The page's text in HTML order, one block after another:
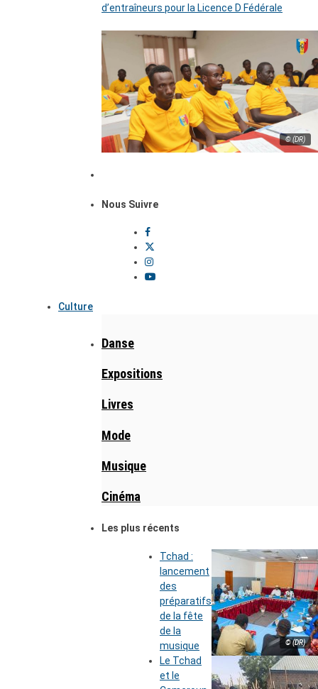
d’entraîneurs pour la Licence D Fédérale
© (DR)
Nous Suivre
Culture
Danse
Expositions
Livres
Mode
Musique
Cinéma
Les plus récents
© (DR)
Tchad :
lancement
des
préparatifs
de la fête
de la
musique
Le Tchad
et le